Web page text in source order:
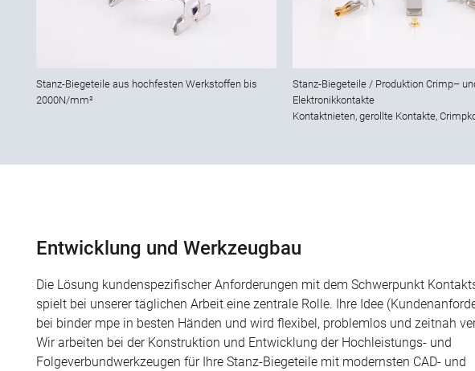
Stanz-Biegeteile aus hochfesten Werkstoffen bis
2000N/mm²
Stanz-Biegeteile / Produktion Crimp–
Elektronikkontakte
Kontaktnieten, gerollte Kontakte,
Entwicklung und Werkzeugbau
Die Lösung kundenspezifischer Anforderungen mit dem Schwerpunkt
spielt bei unserer täglichen Arbeit eine zentrale Rolle. Ihre Idee
bei binder mpe in besten Händen und wird flexibel, problemlos und zeitnah
Wir arbeiten bei der Konstruktion und Entwicklung der Hochleistungs- und
Folgeverbundwerkzeugen für Ihre Stanz-Biegeteile mit modernsten CAD- und